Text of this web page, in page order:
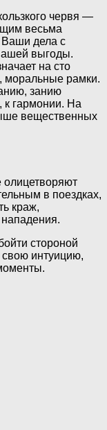
червя —
весьма
Ваши дела с
выгоды.
на сто
моральные рамки.
занию
к гармонии. На
вещественных
олицетворяют
в поездках,
краж,
стороной
интуицию,